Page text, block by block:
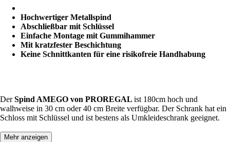
Hochwertiger Metallspind
Abschließbar mit Schlüssel
Einfache Montage mit Gummihammer
Mit kratzfester Beschichtung
Keine Schnittkanten für eine risikofreie Handhabung
DerSpind AMEGO von PROREGAL ist 180cm hoch und
walhweise in 30 cm oder 40 cm Breite verfügbar. Der Schrank hat ein
Schloss mit Schlüssel und ist bestens als Umkleideschrank geeignet.
Mehr anzeigen